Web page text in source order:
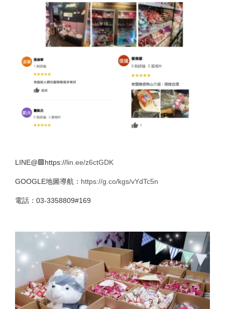
LINE@🟩https://lin.ee/z6ctGDK
GOOGLE地圖導航： https://g.co/kgs/vYdTc5n
電話：03-3358809#169